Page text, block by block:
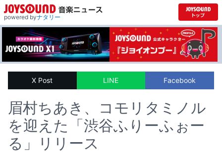
powered byナタリー
X Post LINE Facebook
眉村ちあき、コモリタミノル
を迎えた「渋谷ふりーふぉー
る」リリース